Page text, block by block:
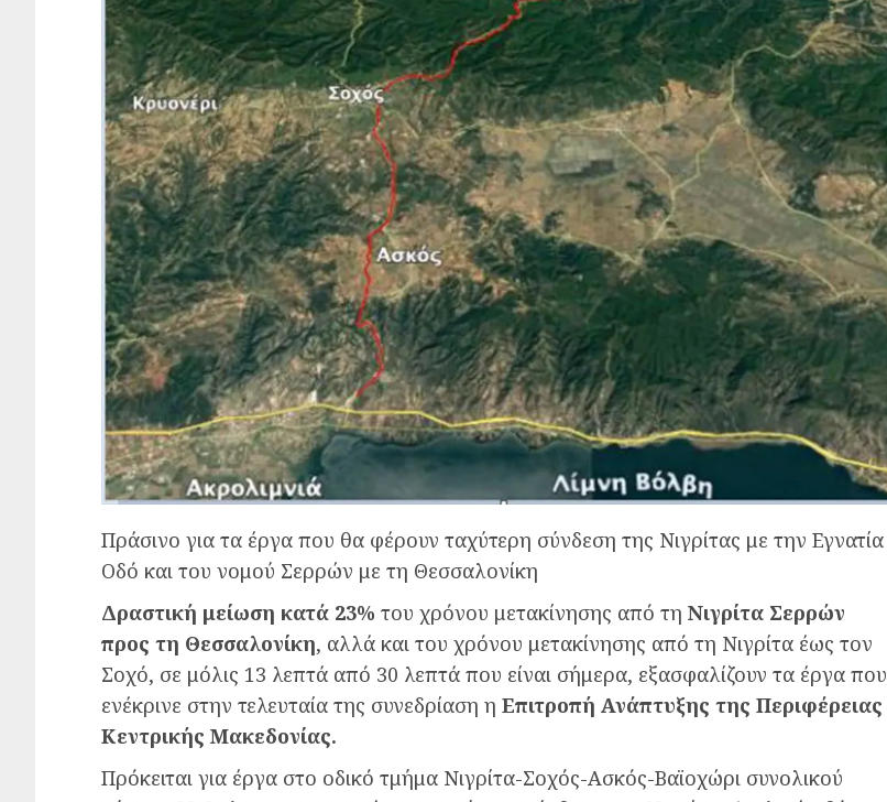
Πράσινο για τα έργα που θα φέρουν ταχύτερη σύνδεση της Νιγρίτας με την Εγνατία
Οδό και του νομού Σερρών με τη Θεσσαλονίκη
Δραστική μείωση κατά 23% του χρόνου μετακίνησης από τη Νιγρίτα Σερρών
προς τη Θεσσαλονίκη, αλλά και του χρόνου μετακίνησης από τη Νιγρίτα έως τον
Σοχό, σε μόλις 13 λεπτά από 30 λεπτά που είναι σήμερα, εξασφαλίζουν τα έργα που
ενέκρινε στην τελευταία της συνεδρίαση η Επιτροπή Ανάπτυξης της Περιφέρειας
Κεντρικής Μακεδονίας.
Πρόκειται για έργα στο οδικό τμήμα Νιγρίτα-Σοχός-Ασκός-Βαϊοχώρι συνολικού